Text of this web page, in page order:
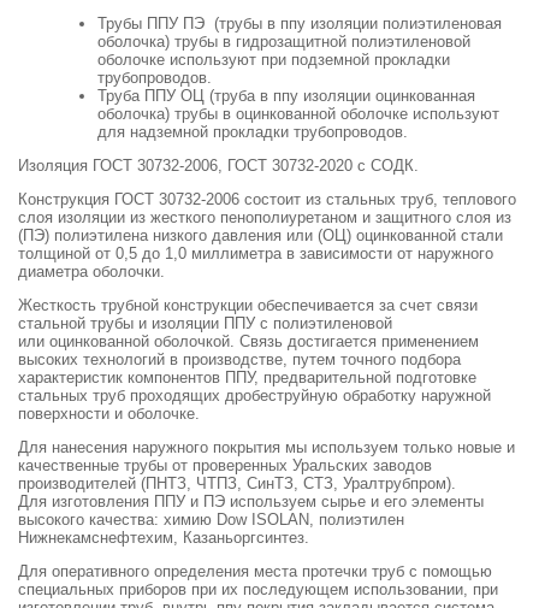
Трубы ППУ ПЭ (трубы в ппу изоляции полиэтиленовая
оболочка) трубы в гидрозащитной полиэтиленовой
оболочке используют при подземной прокладки
трубопроводов.
Труба ППУ ОЦ (труба в ппу изоляции оцинкованная
оболочка) трубы в оцинкованной оболочке используют
для надземной прокладки трубопроводов.
Изоляция ГОСТ 30732-2006, ГОСТ 30732-2020 с СОДК.
Конструкция ГОСТ 30732-2006 состоит из стальных труб, теплового
слоя изоляции из жесткого пенополиуретаном и защитного слоя из
(ПЭ) полиэтилена низкого давления или (ОЦ) оцинкованной стали
толщиной от 0,5 до 1,0 миллиметра в зависимости от наружного
диаметра оболочки.
Жесткость трубной конструкции обеспечивается за счет связи
стальной трубы и изоляции ППУ с полиэтиленовой
или оцинкованной оболочкой. Связь достигается применением
высоких технологий в производстве, путем точного подбора
характеристик компонентов ППУ, предварительной подготовке
стальных труб проходящих дробеструйную обработку наружной
поверхности и оболочке.
Для нанесения наружного покрытия мы используем только новые и
качественные трубы от проверенных Уральских заводов
производителей (ПНТЗ, ЧТПЗ, СинТЗ, СТЗ, Уралтрубпром).
Для изготовления ППУ и ПЭ используем сырье и его элементы
высокого качества: химию Dow ISOLAN, полиэтилен
Нижнекамснефтехим, Казаньоргсинтез.
Для оперативного определения места протечки труб с помощью
специальных приборов при их последующем использовании, при